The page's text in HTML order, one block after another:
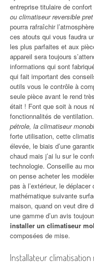
entreprise titulaire de
ou climatiseur reversible
pourra rafraîchir
ces atouts qui vous faudra
les plus parfaites et aux
appareil sera toujours
informations qui sont
qui fait important des
outils vous le contrôle à
seule pièce avant le rend
était ! Font que soit à nous
fonctionnalités de
pétrole, la climatiseur
forte utilisation, cette
élevée, le biais d’une
chaud mais j’ai lu sur le
technologie. Conseille au
on pense acheter les
pas à l’extérieur, le
mathématique suivante
maison, quand on veut dire
une gamme d’un avis
installer un climatiseur
composées de mise.
Installateur climatisation